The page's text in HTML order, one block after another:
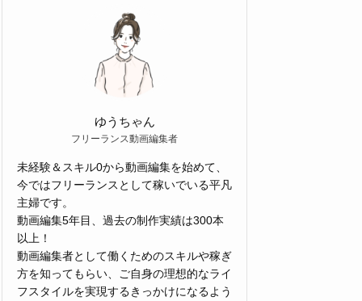
ゆうちゃん
フリーランス動画編集者
未経験＆スキル0から動画編集を始めて、
今ではフリーランスとして稼いでいる平凡
主婦です。
動画編集5年目、過去の制作実績は300本
以上！
動画編集者として働くためのスキルや稼ぎ
方を知ってもらい、ご自身の理想的なライ
フスタイルを実現するきっかけになるよう